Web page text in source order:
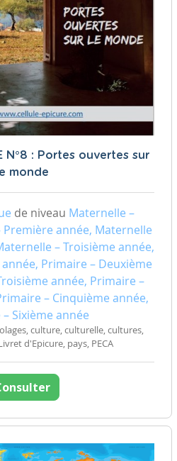
N°8 : Portes ouvertes sur
le monde
de niveau Maternelle –
année, Maternelle
– Troisième année,
Primaire – Deuxième
année, Primaire –
– Cinquième année,
Sixième année
culture, culturelle, cultures,
d'Epicure, pays, PECA